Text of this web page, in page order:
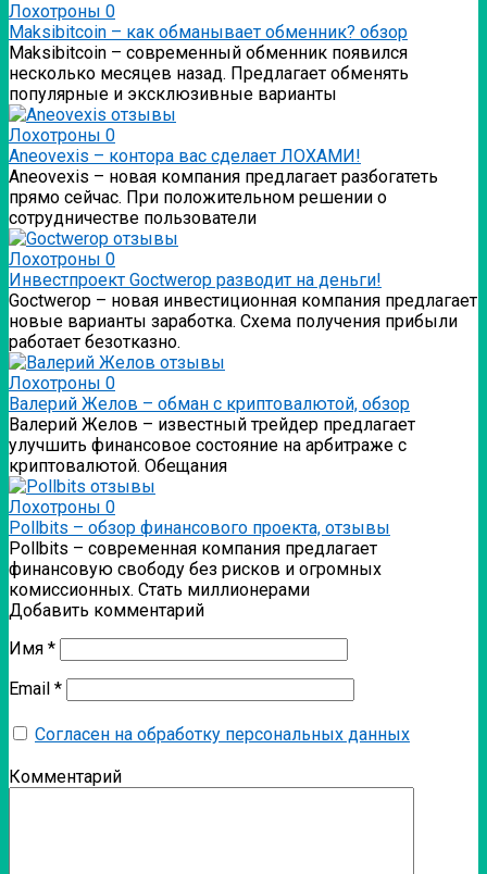
Лохотроны 0
Мaksibitcoin – как обманывает обменник? обзор
Мaksibitcoin – современный обменник появился
несколько месяцев назад. Предлагает обменять
популярные и эксклюзивные варианты
Лохотроны 0
Аneovexis – контора вас сделает ЛОХАМИ!
Аneovexis – новая компания предлагает разбогатеть
прямо сейчас. При положительном решении о
сотрудничестве пользователи
Лохотроны 0
Инвестпроект Goctwerop разводит на деньги!
Goctwerop – новая инвестиционная компания предлагает
новые варианты заработка. Схема получения прибыли
работает безотказно.
Лохотроны 0
Валерий Желов – обман с криптовалютой, обзор
Валерий Желов – известный трейдер предлагает
улучшить финансовое состояние на арбитраже с
криптовалютой. Обещания
Лохотроны 0
Pollbits – обзор финансового проекта, отзывы
Pollbits – современная компания предлагает
финансовую свободу без рисков и огромных
комиссионных. Стать миллионерами
Добавить комментарий
Имя *
Email *
Согласен на обработку персональных данных
Комментарий